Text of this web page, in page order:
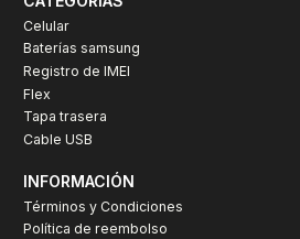
Celular
Baterías samsung
Registro de IMEI
Flex
Tapa trasera
Cable USB
INFORMACIÓN
Términos y Condiciones
Política de reembolso